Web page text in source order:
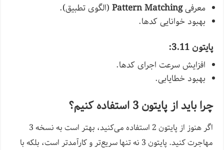
معرفیPattern Matching (الگوی تطبیق).
بهبود خوانایی کدها.
پایتون 3.11:
افزایش سرعت اجرای کدها.
بهبود خطایابی.
چرا باید از پایتون 3 استفاده کنیم؟
اگر هنوز از پایتون 2 استفاده می‌کنید، بهتر است به نسخه 3
مهاجرت کنید. پایتون 3 نه تنها سریع‌تر و کارآمدتر است، بلکه با